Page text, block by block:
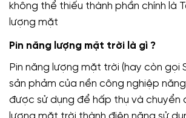
không thể thiếu thành phần chính là
lượng mặt
Pin năng lượng mặt trời là gì ?
Pin năng lượng mặt trời (hay còn gọi
sản phảm của nền công nghiệp
được sử dụng để hấp thụ và chuyển